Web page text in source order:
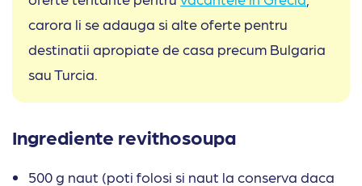
carora li se adauga si alte oferte pentru
destinatii apropiate de casa precum Bulgaria
sau Turcia.
Ingrediente revithosoupa
500 g naut (poti folosi si naut la conserva daca